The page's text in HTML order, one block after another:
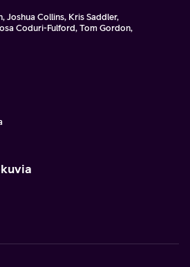
Joshua Collins, Kris Saddler,
Coduri-Fulford, Tom Gordon,